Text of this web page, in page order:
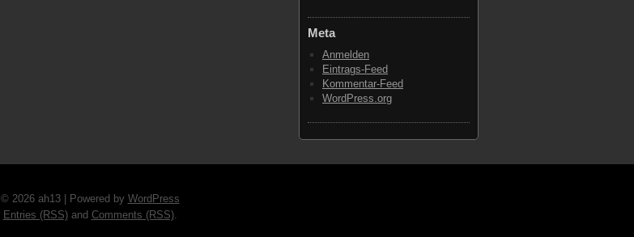
Meta
Anmelden
Eintrags-Feed
Kommentar-Feed
WordPress.org
© 2026 ah13 | Powered by WordPress
Entries (RSS)and Comments (RSS).